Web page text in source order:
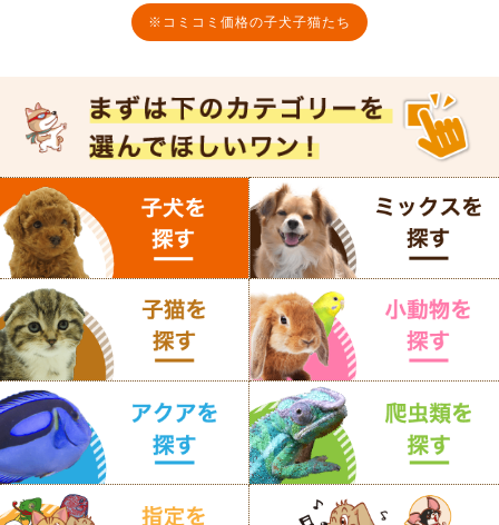
※コミコミ価格の子犬子猫たち